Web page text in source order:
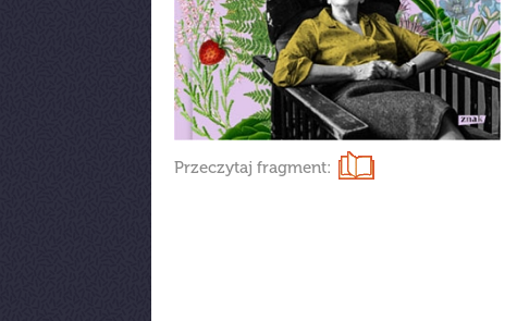
Przeczytaj fragment: